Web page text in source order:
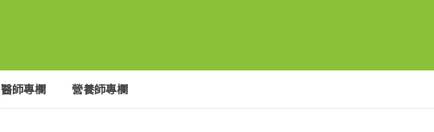
醫師專欄 營養師專欄